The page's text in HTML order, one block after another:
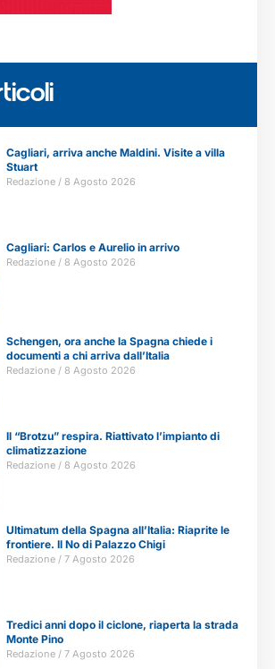
Cagliari, arriva anche Maldini. Visite a villa
Stuart
Redazione 8 Agosto 2026
Cagliari: Carlos e Aurelio in arrivo
Redazione 8 Agosto 2026
Schengen, ora anche la Spagna chiede i
documenti a chi arriva dall’Italia
Redazione 8 Agosto 2026
Il “Brotzu” respira. Riattivato l’impianto di
climatizzazione
Redazione 8 Agosto 2026
Ultimatum della Spagna all’Italia: Riaprite le
frontiere. Il No di Palazzo Chigi
Redazione 7 Agosto 2026
Tredici anni dopo il ciclone, riaperta la strada
Monte Pino
Redazione 7 Agosto 2026